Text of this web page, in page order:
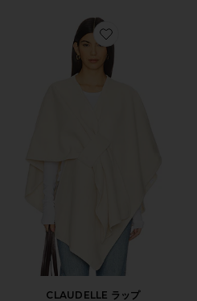
Favorite
CLAUDELLE ラップ